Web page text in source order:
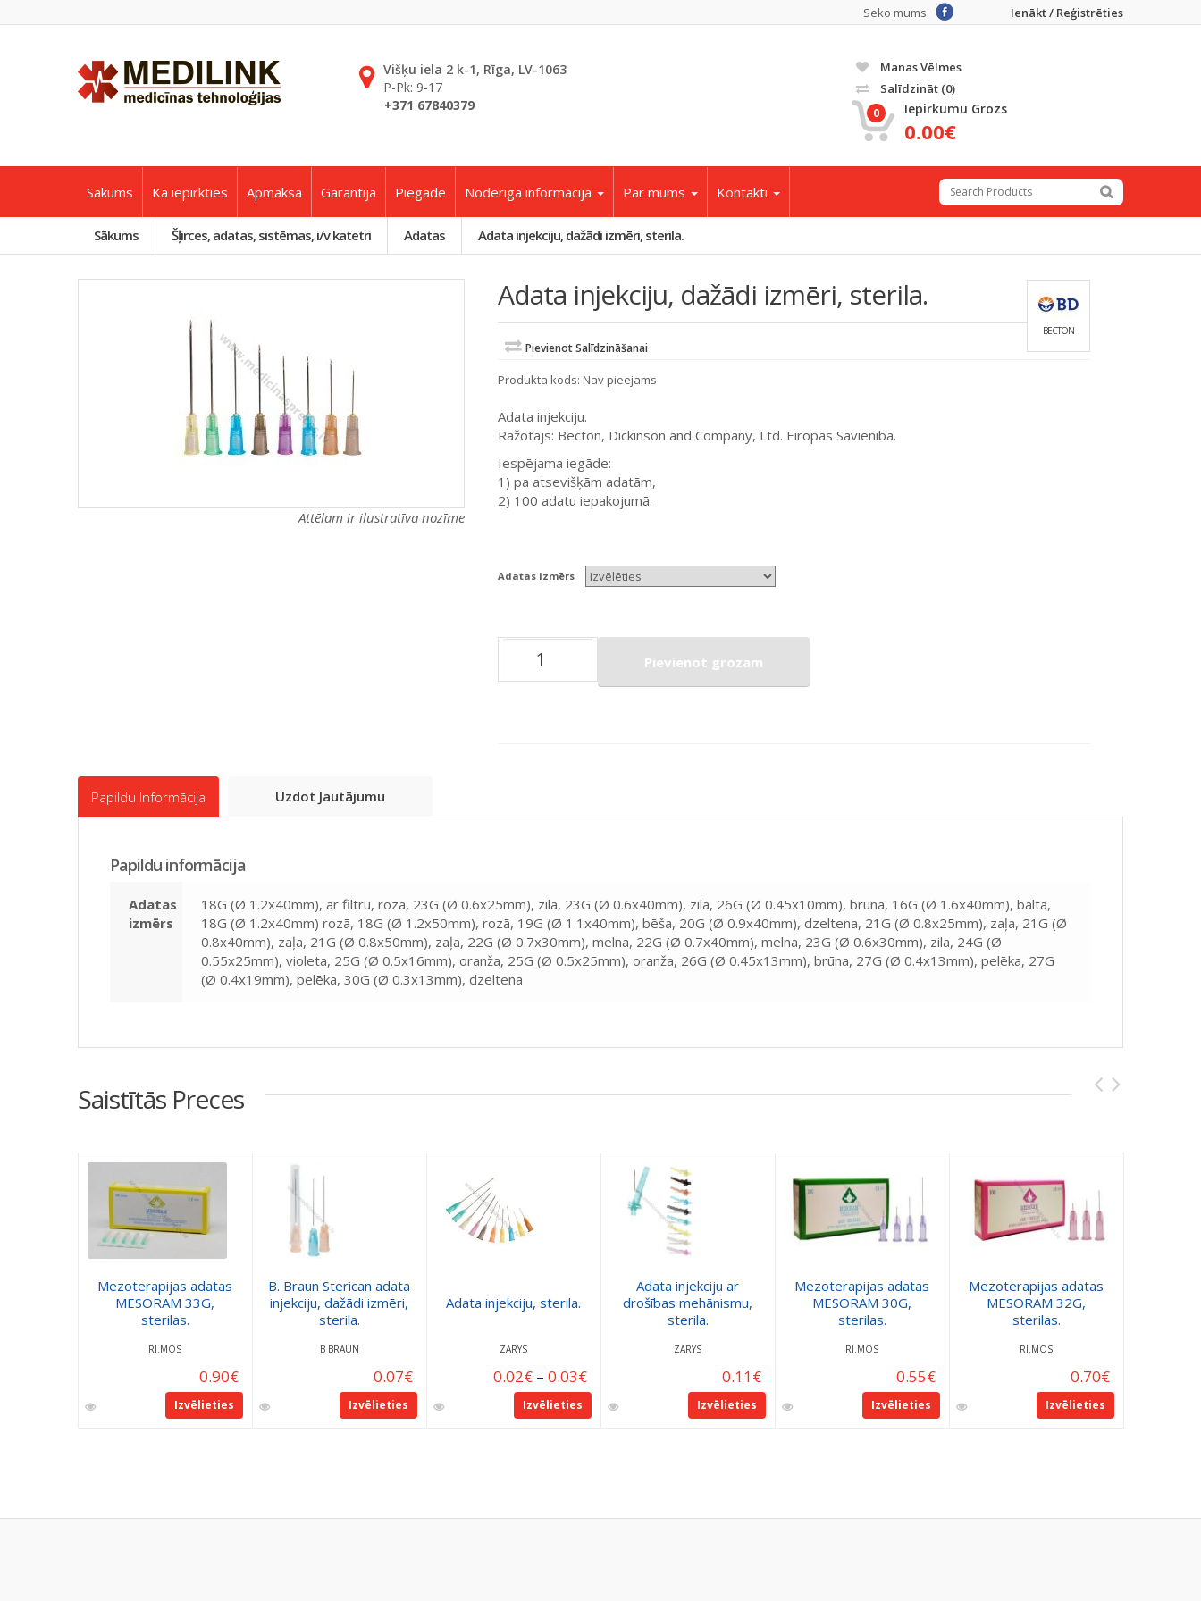
Ienākt / Reģistrēties
Seko mums:
Višķu iela 2 k-1, Rīga, LV-1063
P-Pk: 9-17
+371 67840379
Manas Vēlmes
Salīdzināt (0)
0 Iepirkumu Grozs
0.00€
Sākums Kā iepirkties Apmaksa Garantija Piegāde Noderīga informācija Par mums Kontakti
Sākums Šļirces, adatas, sistēmas, i/v katetri Adatas Adata injekciju, dažādi izmēri, sterila.
Attēlam ir ilustratīva nozīme
Adata injekciju, dažādi izmēri, sterila.
BECTON
Pievienot Salīdzināšanai
Produkta kods: Nav pieejams
Adata injekciju.
Ražotājs: Becton, Dickinson and Company, Ltd. Eiropas Savienība.
Iespējama iegāde:
1) pa atsevišķām adatām,
2) 100 adatu iepakojumā.
Adatas izmērs
Pievienot grozam
Papildu Informācija Uzdot Jautājumu
Papildu informācija
Adatas
izmērs
18G (Ø 1.2x40mm), ar filtru, rozā, 23G (Ø 0.6x25mm), zila, 23G (Ø 0.6x40mm), zila, 26G (Ø 0.45x10mm), brūna, 16G (Ø 1.6x40mm), balta,
18G (Ø 1.2x40mm) rozā, 18G (Ø 1.2x50mm), rozā, 19G (Ø 1.1x40mm), bēša, 20G (Ø 0.9x40mm), dzeltena, 21G (Ø 0.8x25mm), zaļa, 21G (Ø
0.8x40mm), zaļa, 21G (Ø 0.8x50mm), zaļa, 22G (Ø 0.7x30mm), melna, 22G (Ø 0.7x40mm), melna, 23G (Ø 0.6x30mm), zila, 24G (Ø
0.55x25mm), violeta, 25G (Ø 0.5x16mm), oranža, 25G (Ø 0.5x25mm), oranža, 26G (Ø 0.45x13mm), brūna, 27G (Ø 0.4x13mm), pelēka, 27G
(Ø 0.4x19mm), pelēka, 30G (Ø 0.3x13mm), dzeltena
Saistītās Preces
Mezoterapijas adatas
MESORAM 33G,
sterilas.
RI.MOS
0.90€
Izvēlieties
B. Braun Sterican adata
injekciju, dažādi izmēri,
sterila.
B BRAUN
0.07€
Izvēlieties
Adata injekciju, sterila.
ZARYS
0.02€– 0.03€
Izvēlieties
Adata injekciju ar
drošības mehānismu,
sterila.
ZARYS
0.11€
Izvēlieties
Mezoterapijas adatas
MESORAM 30G,
sterilas.
RI.MOS
0.55€
Izvēlieties
Mezoterapijas adatas
MESORAM 32G,
sterilas.
RI.MOS
0.70€
Izvēlieties